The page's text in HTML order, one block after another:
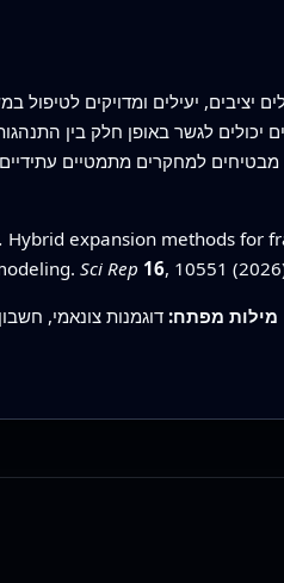
יעילים ומדויקים לטיפול
יכולים לגשר באופן חלק בין
למחקרים מתמטיים
Hybrid expansion methods for
Sci Rep 16, 10551
מילות מפתח:דוגמנות צונאמי,